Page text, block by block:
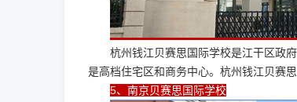
杭州钱江贝赛思国际学校是江干区政
是高档住宅区和商务中心。杭州钱江贝赛
5、南京贝赛思国际学校